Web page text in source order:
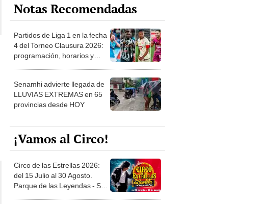
Notas Recomendadas
Partidos de Liga 1 en la fecha
4 del Torneo Clausura 2026:
programación, horarios y
Senamhi advierte llegada de
LLUVIAS EXTREMAS en 65
provincias desde HOY
¡Vamos al Circo!
Circo de las Estrellas 2026:
del 15 Julio al 30 Agosto.
Parque de las Leyendas - San